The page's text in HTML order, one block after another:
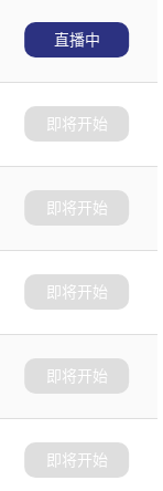
直播中
即将开始
即将开始
即将开始
即将开始
即将开始